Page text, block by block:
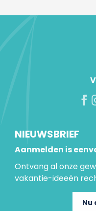
NIEUWSBRIEF
Aanmelden is
Ontvang al onze
vakantie-ideeën
Nu